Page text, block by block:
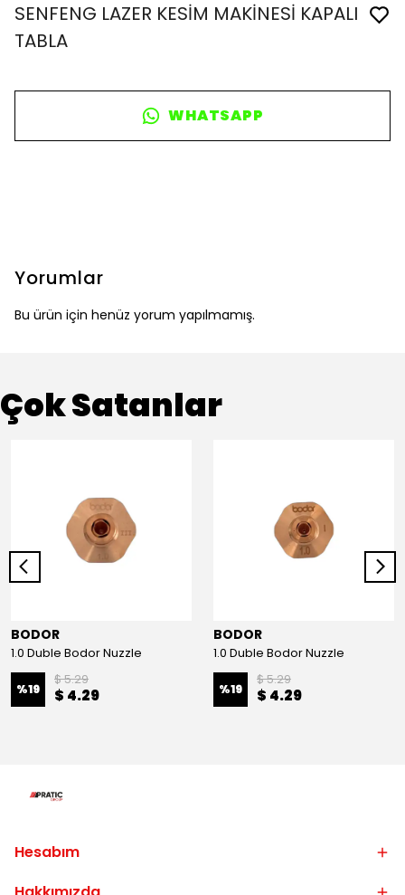
SENFENG LAZER KESİM MAKİNESİ KAPALI
TABLA
WHATSAPP
Yorumlar
Bu ürün için henüz yorum yapılmamış.
Çok Satanlar
BODOR
1.0 Duble Bodor Nuzzle
%19
$ 5.29
$ 4.29
BODOR
1.0 Duble Bodor Nuzzle
%19
$ 5.29
$ 4.29
Hesabım